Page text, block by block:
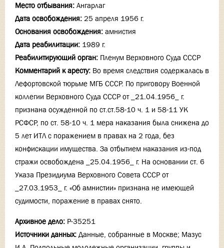
Место отбывания: Ангарлаг
Дата освобождения: 25 апреля 1956 г.
Основания освобождения: амнистия
Дата реабилитации: 1989 г.
Реабилитирующий орган: Пленум Верховного Суда СССР
Комментарий к аресту: Во время следствия содержалась в
Лефортовской тюрьме МГБ СССР. По приговору Военной
коллегии Верховного Суда СССР от _21.04.1956_ г.
признана осужденной по ст.ст.58-10 ч. 1 и 58-11 УК
РСФСР, по ст. 58-10 ч. 1 мера наказания была снижена до
5 лет ИТЛ с поражением в правах на 2 года, без
конфискации имущества. За отбытием наказания из-под
стражи освобождена _25.04.1956_ г. На основании ст. 6
Указа Президиума Верховного Совета СССР от
_27.03.1953_ г. «Об амнистии» признана не имеющей
судимости, поражение в правах снято.
Архивное дело: Р-35251
Источники данных: Данные, собранные в Москве; Мазус